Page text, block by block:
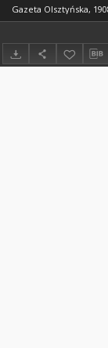
Gazeta Olsztyńska,